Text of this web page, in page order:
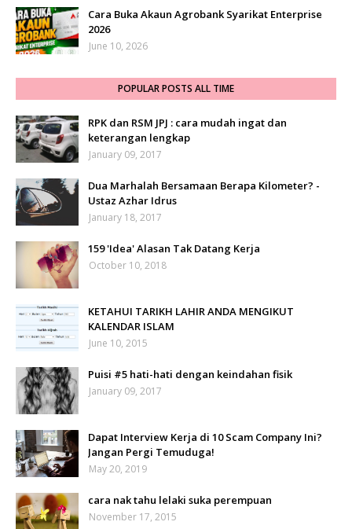
Cara Buka Akaun Agrobank Syarikat Enterprise
2026
June 10, 2026
POPULAR POSTS ALL TIME
RPK dan RSM JPJ : cara mudah ingat dan
keterangan lengkap
January 09, 2017
Dua Marhalah Bersamaan Berapa Kilometer? -
Ustaz Azhar Idrus
January 18, 2017
159 'Idea' Alasan Tak Datang Kerja
October 10, 2018
KETAHUI TARIKH LAHIR ANDA MENGIKUT
KALENDAR ISLAM
June 10, 2015
Puisi #5 hati-hati dengan keindahan fisik
January 09, 2017
Dapat Interview Kerja di 10 Scam Company Ini?
Jangan Pergi Temuduga!
May 20, 2019
cara nak tahu lelaki suka perempuan
November 17, 2015